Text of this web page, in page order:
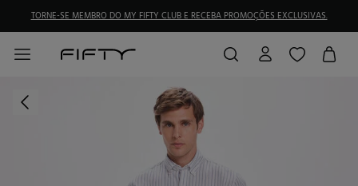
TORNE-SE MEMBRO DO MY FIFTY CLUB E RECEBA PROMOÇÕES EXCLUSIVAS.